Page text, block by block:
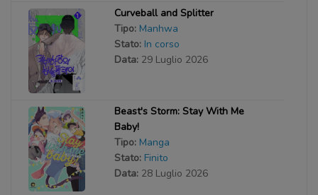
Curveball and Splitter
Tipo: Manhwa
Stato: In corso
Data: 29 Luglio 2026
Beast's Storm: Stay With Me
Baby!
Tipo: Manga
Stato: Finito
Data: 28 Luglio 2026